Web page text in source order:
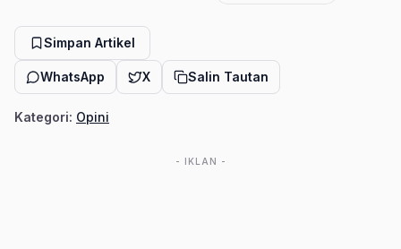
Simpan Artikel
WhatsApp X Salin Tautan
Kategori: Opini
- IKLAN -